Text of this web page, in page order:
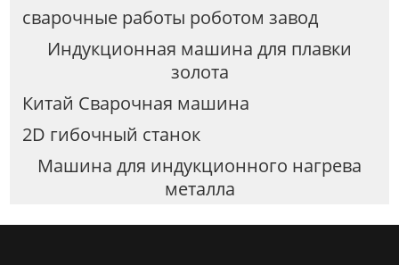
сварочные работы роботом завод
Индукционная машина для плавки
золота
Китай Сварочная машина
2D гибочный станок
Машина для индукционного нагрева
металла